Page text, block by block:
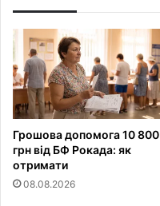
Грошова допомога 10 800
грн від БФ Рокада: як
отримати
08.08.2026